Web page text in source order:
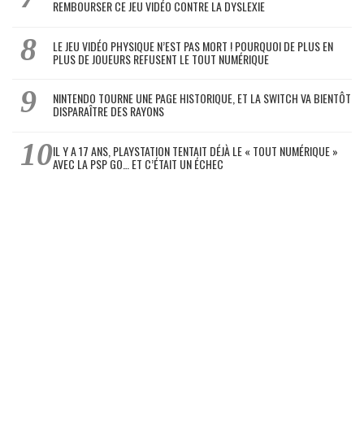
REMBOURSER CE JEU VIDÉO CONTRE LA DYSLEXIE
LE JEU VIDÉO PHYSIQUE N’EST PAS MORT ! POURQUOI DE PLUS EN
PLUS DE JOUEURS REFUSENT LE TOUT NUMÉRIQUE
NINTENDO TOURNE UNE PAGE HISTORIQUE, ET LA SWITCH VA BIENTÔT
DISPARAÎTRE DES RAYONS
IL Y A 17 ANS, PLAYSTATION TENTAIT DÉJÀ LE « TOUT NUMÉRIQUE »
AVEC LA PSP GO… ET C’ÉTAIT UN ÉCHEC